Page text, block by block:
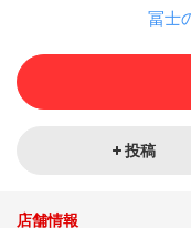
冨士
投稿
店舗情報